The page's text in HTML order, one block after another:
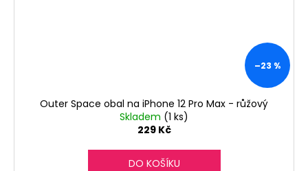
–23 %
Outer Space obal na iPhone 12 Pro Max - růžový
Skladem (1 ks)
229 Kč
DO KOŠÍKU